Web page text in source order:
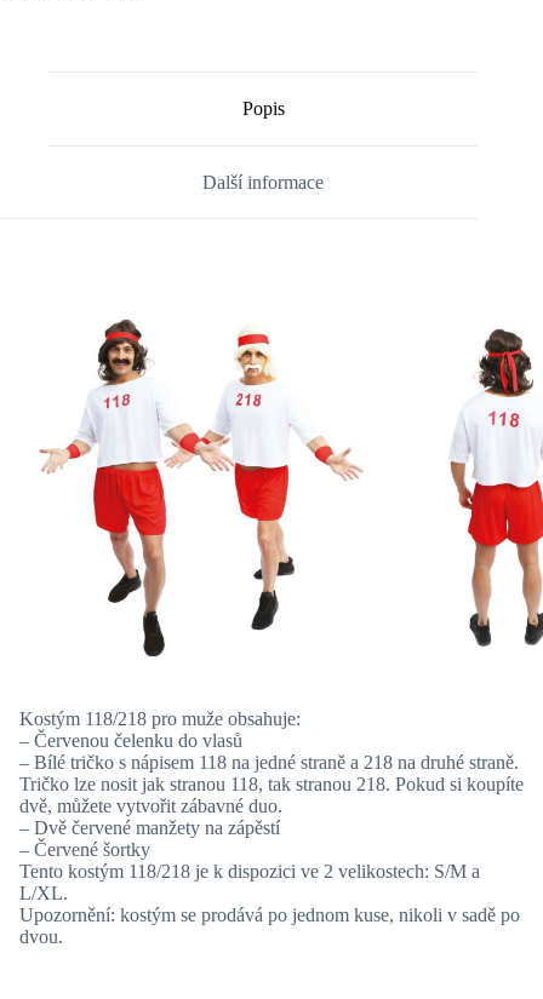
Popis
Další informace
Kostým 118/218 pro muže obsahuje:
– Červenou čelenku do vlasů
– Bílé tričko s nápisem 118 na jedné straně a 218 na druhé straně.
Tričko lze nosit jak stranou 118, tak stranou 218. Pokud si koupíte
dvě, můžete vytvořit zábavné duo.
– Dvě červené manžety na zápěstí
– Červené šortky
Tento kostým 118/218 je k dispozici ve 2 velikostech: S/M a
L/XL.
Upozornění: kostým se prodává po jednom kuse, nikoli v sadě po
dvou.